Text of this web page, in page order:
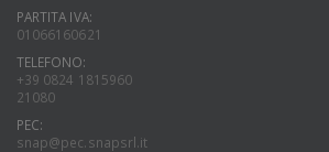
PARTITA IVA:
01066160621
TELEFONO:
+39 0824 1815960
21080
PEC:
snap@pec.snapsrl.it